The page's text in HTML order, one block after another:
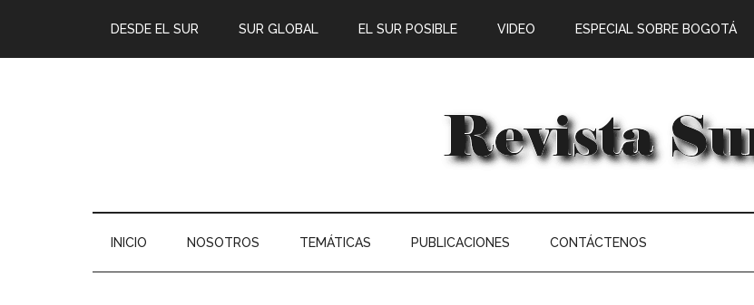
DESDE EL SUR SUR GLOBAL EL SUR POSIBLE VIDEO ESPECIAL SOBRE BOGOTÁ
INICIO NOSOTROS TEMÁTICAS PUBLICACIONES CONTÁCTENOS